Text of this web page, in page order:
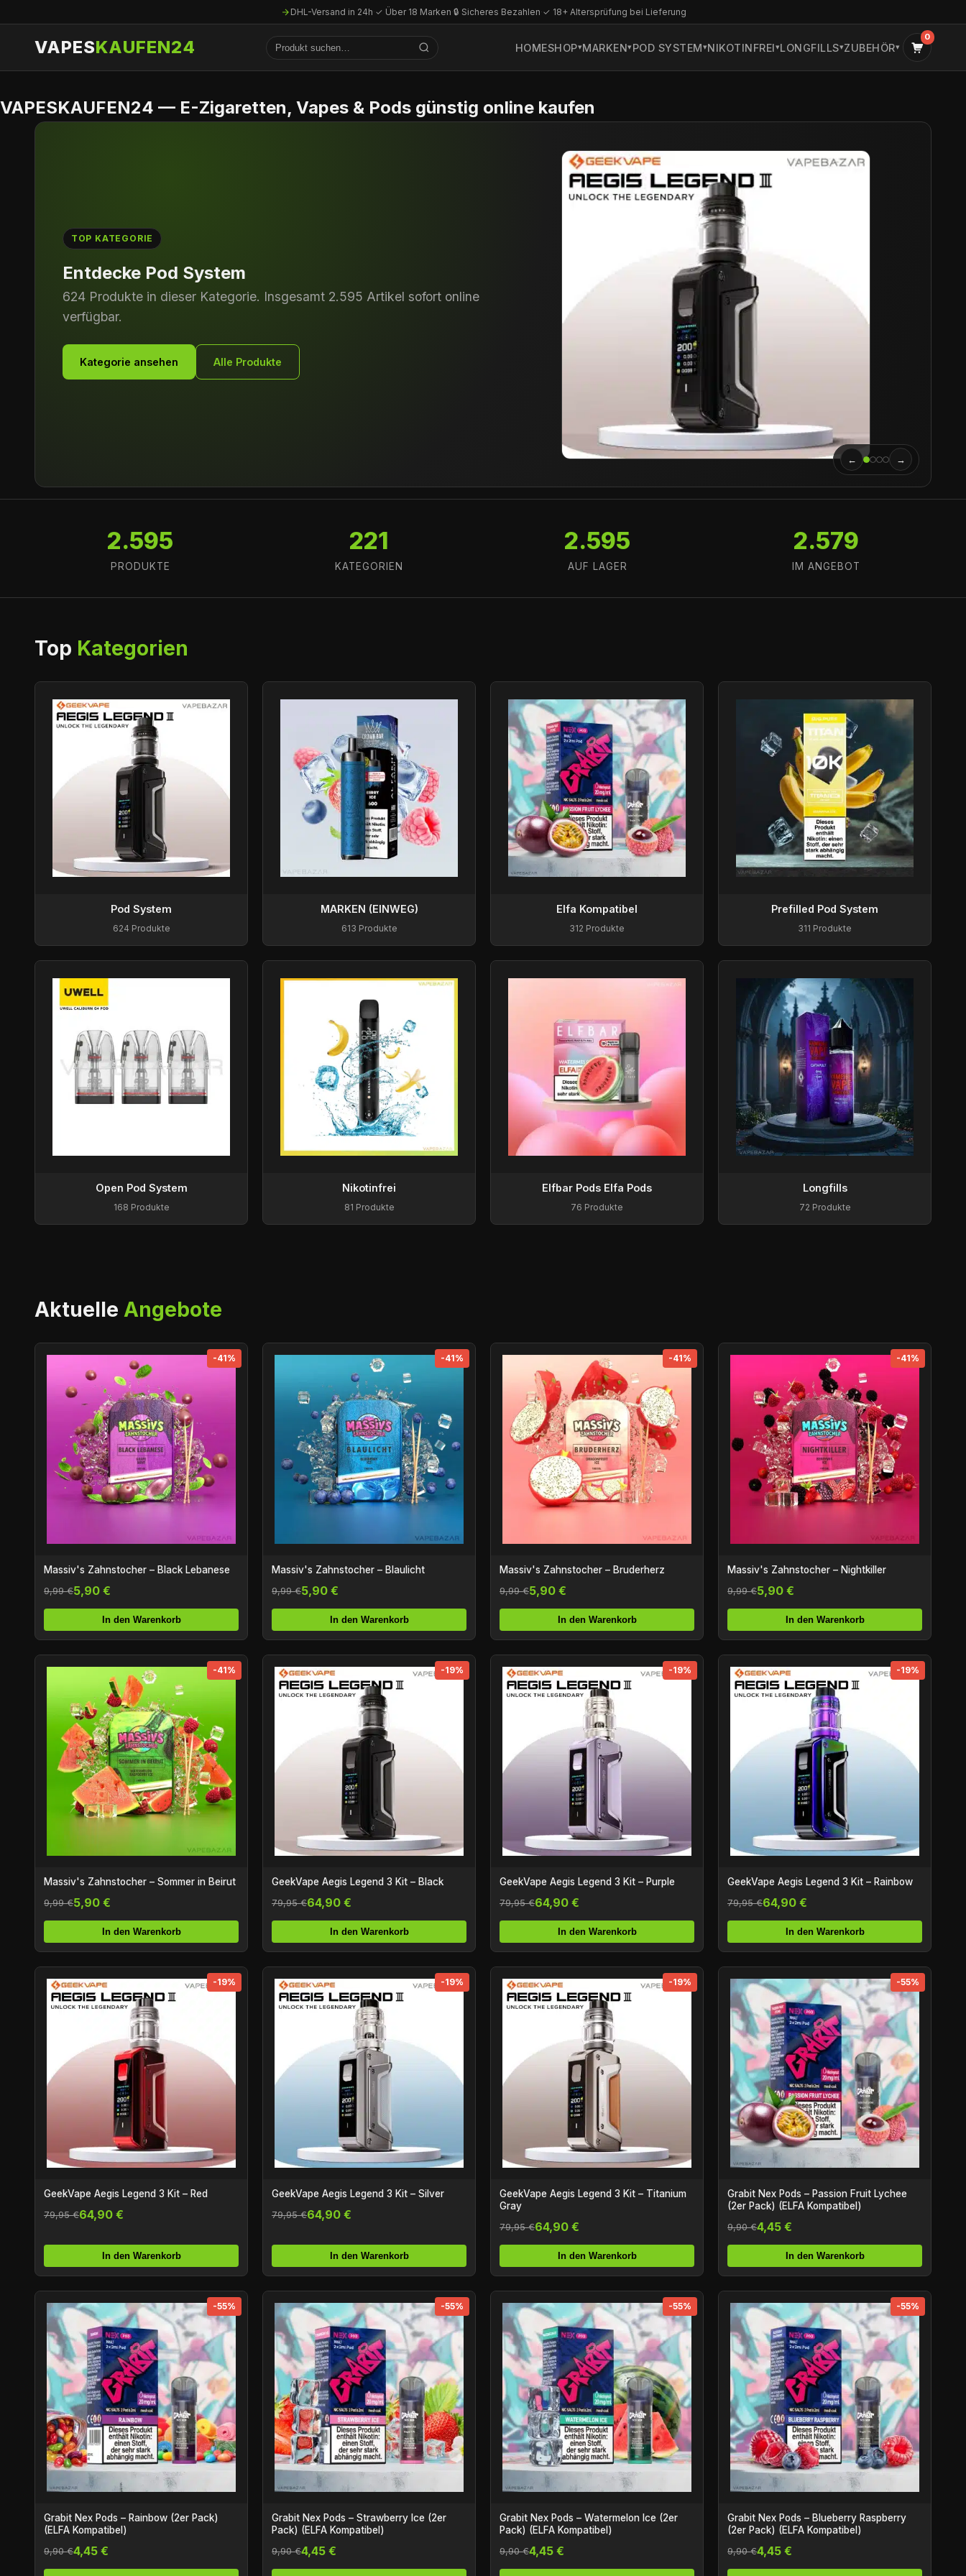
DHL-Versand in 24h·✓ Über 18 Marken·🔒 Sicheres Bezahlen·✓ 18+ Altersprüfung bei Lieferung
VAPESKAUFEN24 HOMESHOP MARKEN POD SYSTEM NIKOTINFREI LONGFILLS ZUBEHÖR
0
VAPESKAUFEN24 — E-Zigaretten, Vapes & Pods günstig online kaufen
TOP KATEGORIE
Entdecke MARKEN (EINWEG)
613 Produkte in dieser Kategorie. Insgesamt 2.595 Artikel sofort online
verfügbar.
Kategorie ansehen Alle Produkte
← →
2.595
PRODUKTE
221
KATEGORIEN
2.595
AUF LAGER
2.579
IM ANGEBOT
Top Kategorien
Pod System
624 Produkte
MARKEN (EINWEG)
613 Produkte
Elfa Kompatibel
312 Produkte
Prefilled Pod System
311 Produkte
Open Pod System
168 Produkte
Nikotinfrei
81 Produkte
Elfbar Pods Elfa Pods
76 Produkte
Longfills
72 Produkte
Aktuelle Angebote
-41%
Massiv's Zahnstocher – Black Lebanese
9,99 €5,90 €
In den Warenkorb
-41%
Massiv's Zahnstocher – Blaulicht
9,99 €5,90 €
In den Warenkorb
-41%
Massiv's Zahnstocher – Bruderherz
9,99 €5,90 €
In den Warenkorb
-41%
Massiv's Zahnstocher – Nightkiller
9,99 €5,90 €
In den Warenkorb
-41%
Massiv's Zahnstocher – Sommer in Beirut
9,99 €5,90 €
In den Warenkorb
-19%
GeekVape Aegis Legend 3 Kit – Black
79,95 €64,90 €
In den Warenkorb
-19%
GeekVape Aegis Legend 3 Kit – Purple
79,95 €64,90 €
In den Warenkorb
-19%
GeekVape Aegis Legend 3 Kit – Rainbow
79,95 €64,90 €
In den Warenkorb
-19%
GeekVape Aegis Legend 3 Kit – Red
79,95 €64,90 €
In den Warenkorb
-19%
GeekVape Aegis Legend 3 Kit – Silver
79,95 €64,90 €
In den Warenkorb
-19%
GeekVape Aegis Legend 3 Kit – Titanium
Gray
79,95 €64,90 €
In den Warenkorb
-55%
Grabit Nex Pods – Passion Fruit Lychee
(2er Pack) (ELFA Kompatibel)
9,90 €4,45 €
In den Warenkorb
-55%
Grabit Nex Pods – Rainbow (2er Pack)
(ELFA Kompatibel)
9,90 €4,45 €
-55%
Grabit Nex Pods – Strawberry Ice (2er
Pack) (ELFA Kompatibel)
9,90 €4,45 €
-55%
Grabit Nex Pods – Watermelon Ice (2er
Pack) (ELFA Kompatibel)
9,90 €4,45 €
-55%
Grabit Nex Pods – Blueberry Raspberry
(2er Pack) (ELFA Kompatibel)
9,90 €4,45 €